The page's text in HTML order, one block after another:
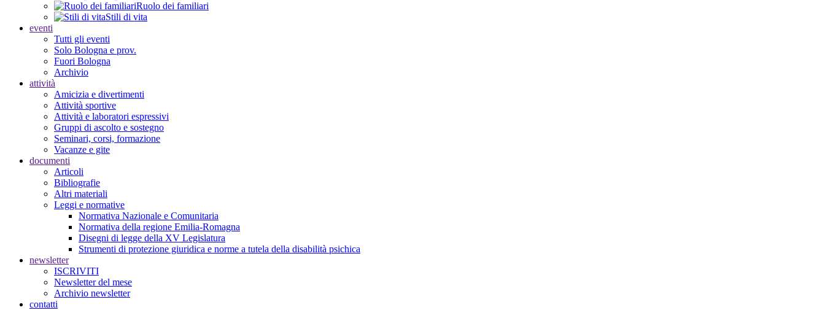
Ruolo dei familiari
Stili di vita
eventi
Tutti gli eventi
Solo Bologna e prov.
Fuori Bologna
Archivio
attività
Amicizia e divertimenti
Attività sportive
Attività e laboratori espressivi
Gruppi di ascolto e sostegno
Seminari, corsi, formazione
Vacanze e gite
documenti
Articoli
Bibliografie
Altri materiali
Leggi e normative
Normativa Nazionale e Comunitaria
Normativa della regione Emilia-Romagna
Disegni di legge della XV Legislatura
Strumenti di protezione giuridica e norme a tutela della disabilità psichica
newsletter
ISCRIVITI
Newsletter del mese
Archivio newsletter
contatti